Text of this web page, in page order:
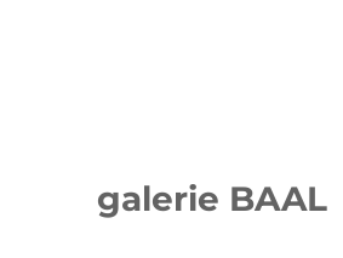
galerie BAAL